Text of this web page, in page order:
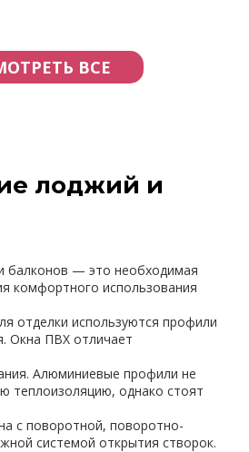
ВСЕ
лоджий и
балконов — это необходимая
комфортного использования
отделки используются профили
Окна ПВХ отличает
Алюминиевые профили не
теплоизоляцию, однако стоят
с поворотной, поворотно-
системой открытия створок.